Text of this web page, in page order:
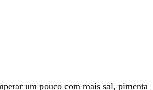
um pouco com mais sal, pimenta